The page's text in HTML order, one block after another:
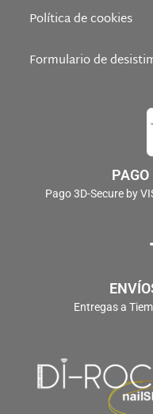
Política de cookies
Formulario de
PAGO
Pago 3D-Secure by
Entregas a